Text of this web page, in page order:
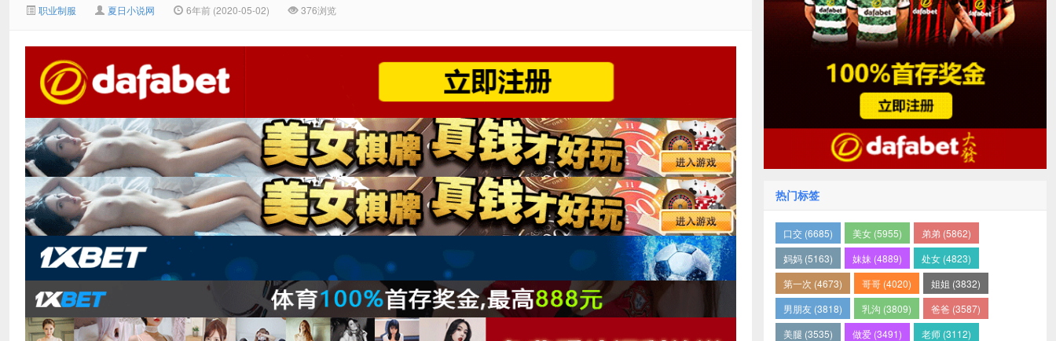
职业制服 夏日小说网 6年前 (2020-05-02) 376浏览
热门标签
口交 (6685) 美女 (5955)
弟弟 (5862)
妈妈 (5163)
妹妹 (4889)
处女 (4823)
第一次 (4673)
哥哥 (4020)
姐姐 (3832)
男朋友 (3818)
乳沟 (3809)
爸爸 (3587)
美腿 (3535)
做爱 (3491)
老师 (3112)